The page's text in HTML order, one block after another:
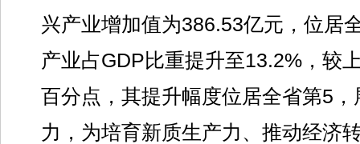
兴产业增加值为386.53亿元，位居
产业占GDP比重提升至13.2%，较
百分点，其提升幅度位居全省第5
力，为培育新质生产力、推动经济